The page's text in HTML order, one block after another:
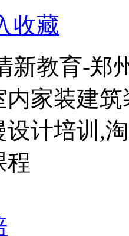
收藏
新教育-郑
家装建
设计培训,
程